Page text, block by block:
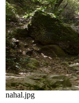
nahal.jpg